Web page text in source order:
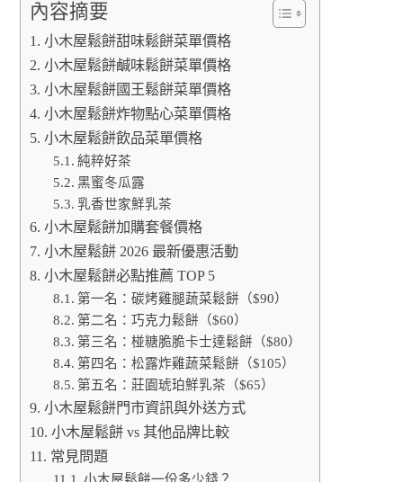
內容摘要
小木屋鬆餅甜味鬆餅菜單價格
小木屋鬆餅鹹味鬆餅菜單價格
小木屋鬆餅國王鬆餅菜單價格
小木屋鬆餅炸物點心菜單價格
小木屋鬆餅飲品菜單價格
純粹好茶
黑蜜冬瓜露
乳香世家鮮乳茶
小木屋鬆餅加購套餐價格
小木屋鬆餅 2026 最新優惠活動
小木屋鬆餅必點推薦 TOP 5
第一名：碳烤雞腿蔬菜鬆餅（$90）
第二名：巧克力鬆餅（$60）
第三名：椪糖脆脆卡士達鬆餅（$80）
第四名：松露炸雞蔬菜鬆餅（$105）
第五名：莊園琥珀鮮乳茶（$65）
小木屋鬆餅門市資訊與外送方式
小木屋鬆餅 vs 其他品牌比較
常見問題